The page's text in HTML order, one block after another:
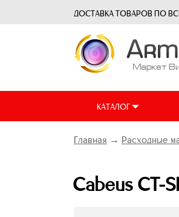
ДОСТАВКА ТОВАРОВ ПО
КАТАЛОГ
Главная → Расходные
Cabeus CT-